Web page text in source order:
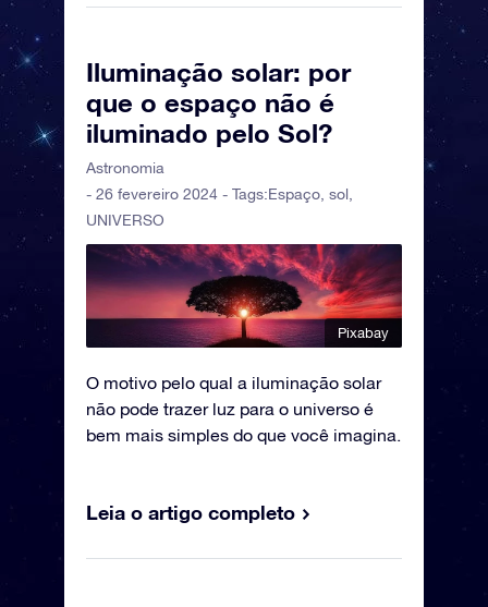
Iluminação solar: por
que o espaço não é
iluminado pelo Sol?
Astronomia
- 26 fevereiro 2024 - Tags:Espaço sol
UNIVERSO
Pixabay
O motivo pelo qual a iluminação solar
não pode trazer luz para o universo é
bem mais simples do que você imagina.
Leia o artigo completo